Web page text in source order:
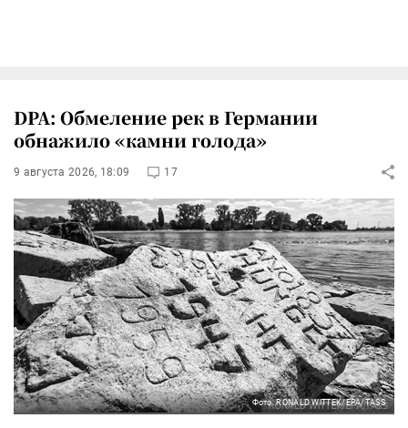
DPA: Обмеление рек в Германии
обнажило «камни голода»
9 августа 2026, 18:09 17
Фото: RONALD WITTEK/EPA/TASS